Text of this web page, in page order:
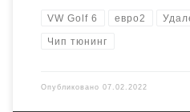
VW Golf 6 евро2
Чип тюнинг
Опубликовано 07.02.2022